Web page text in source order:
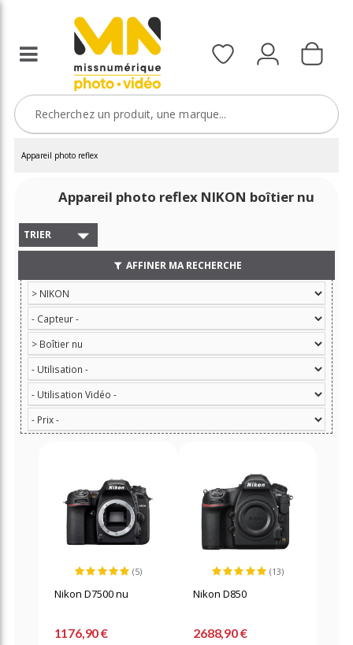
Appareil photo reflex
Appareil photo reflex NIKON boîtier nu
TRIER
AFFINER MA RECHERCHE
(5)
Nikon D7500 nu
1176,90 €
(13)
Nikon D850
2688,90 €